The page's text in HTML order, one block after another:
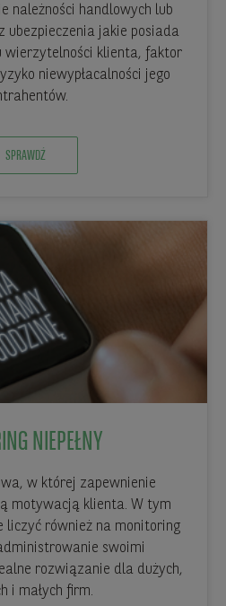
należności handlowych lub
ubezpieczenia jakie posiada
wierzytelności klienta, faktor
niewypłacalności jego
SPRAWDŹ
NIEPEŁNY
w której zapewnienie
motywacją klienta. W tym
liczyć również na monitoring
swoimi
rozwiązanie dla dużych,
i małych firm.